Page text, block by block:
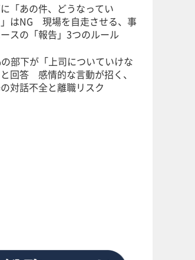
「あの件、どうなってい
はNG 現場を自走させる、事
スの「報告」3つのルール
部下が「上司についていけな
回答 感情的な言動が招く、
対話不全と離職リスク